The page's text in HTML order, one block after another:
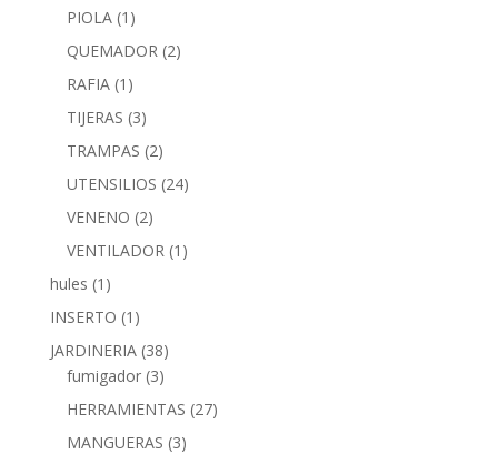
PIOLA (1)
QUEMADOR (2)
RAFIA (1)
TIJERAS (3)
TRAMPAS (2)
UTENSILIOS (24)
VENENO (2)
VENTILADOR (1)
hules (1)
INSERTO (1)
JARDINERIA (38)
fumigador (3)
HERRAMIENTAS (27)
MANGUERAS (3)